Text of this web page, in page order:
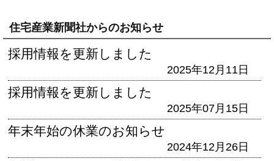
住宅産業新聞社からのお知らせ
採用情報を更新しました
2025年12月11日
採用情報を更新しました
2025年07月15日
年末年始の休業のお知らせ
2024年12月26日